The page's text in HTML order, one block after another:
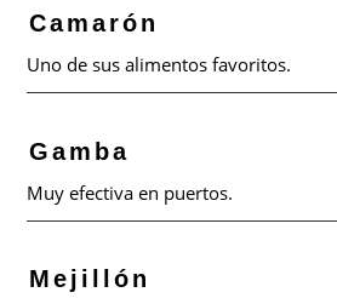
Camarón
Uno de sus alimentos favoritos.
Gamba
Muy efectiva en puertos.
Mejillón